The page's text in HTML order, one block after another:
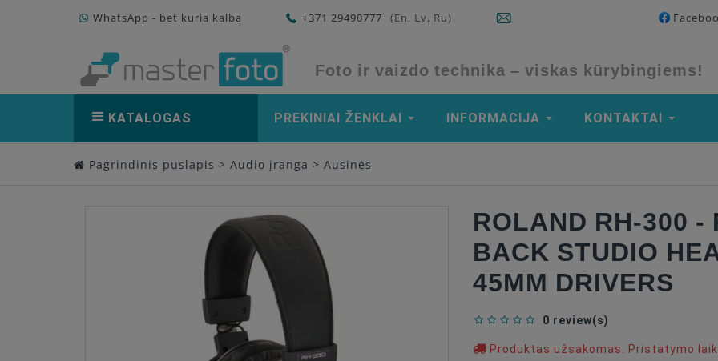
WhatsApp - bet kuria kalba +371 29490777 (En, Lv, Ru)
Foto ir vaizdo technika – viskas kūrybingiems!
KATALOGAS PREKINIAI ŽENKLAI INFORMACIJA KONTAKTAI
Pagrindinis puslapis > Audio įranga > Ausinės
ROLAND RH-300 -
BACK STUDIO
45MM DRIVERS
0 review(s)
Produktas užsakomas. Pristatymo